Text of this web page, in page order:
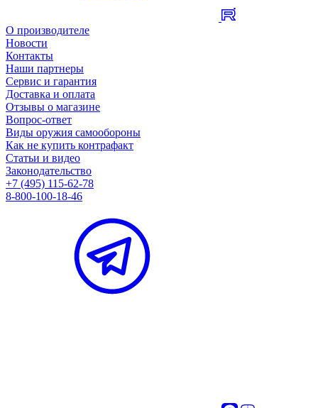
О производителе
Новости
Контакты
Наши партнеры
Сервис и гарантия
Доставка и оплата
Отзывы о магазине
Вопрос-ответ
Виды оружия самообороны
Как не купить контрафакт
Статьи и видео
Законодательство
+7 (495) 115-62-78
8-800-100-18-46